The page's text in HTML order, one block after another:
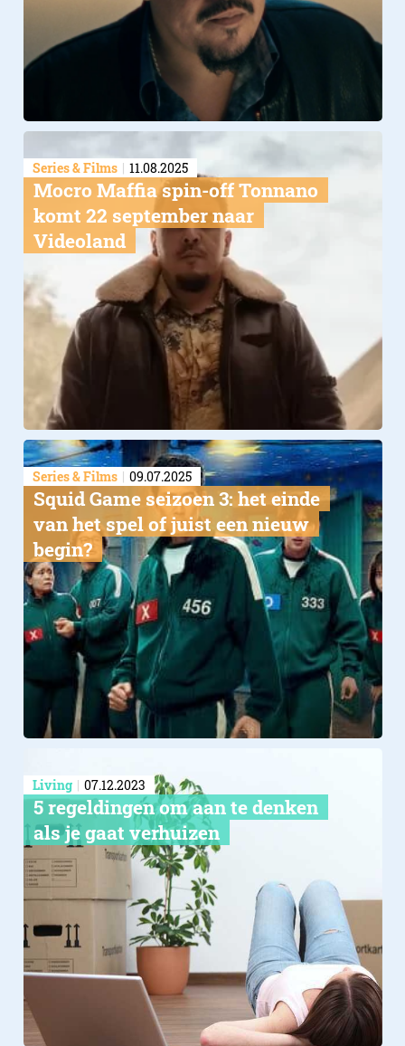
Series & Films 11.08.2025
Mocro Maffia spin-off Tonnano
komt 22 september naar
Videoland
Series & Films 09.07.2025
Squid Game seizoen 3: het einde
van het spel of juist een nieuw
begin?
Living 07.12.2023
5 regeldingen om aan te denken
als je gaat verhuizen